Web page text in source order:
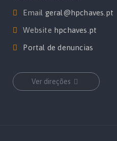
Email geral@hpchaves.pt
Website hpchaves.pt
Portal de denuncias
Ver direções